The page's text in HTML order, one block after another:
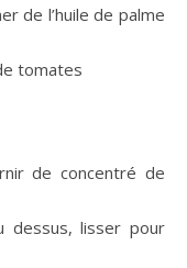
de l’huile de palme
tomates
de concentré de
dessus, lisser pour